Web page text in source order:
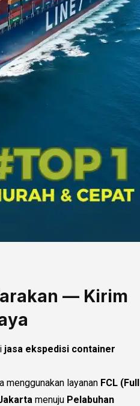
— Kirim
jasa ekspedisi container
menggunakan layanan FCL (Full
menuju Pelabuhan